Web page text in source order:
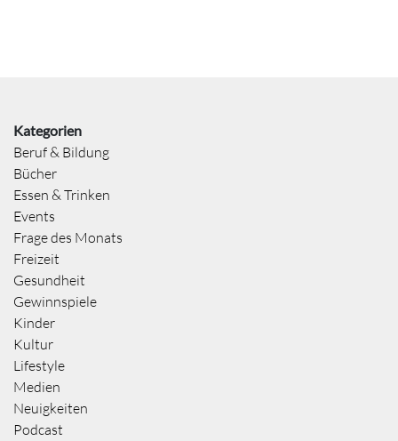
Kategorien
Beruf & Bildung
Bücher
Essen & Trinken
Events
Frage des Monats
Freizeit
Gesundheit
Gewinnspiele
Kinder
Kultur
Lifestyle
Medien
Neuigkeiten
Podcast